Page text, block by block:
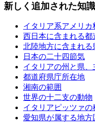
新しく追加された知識
イタリア系アメリカ
西日本に含まれる都
北陸地方に含まれる
日本の二十四節気
イタリアの州と県、
都道府県庁所在地
湘南の範囲
世界の十二支の動物
イタリアピッツァの
愛知県が属する地方